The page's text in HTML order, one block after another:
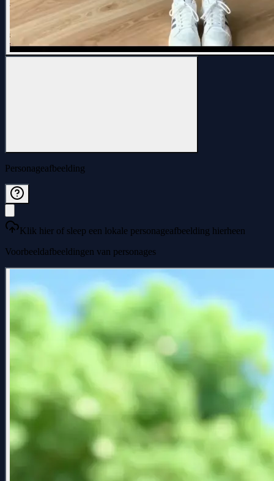
Personageafbeelding
Klik hier of sleep een lokale personageafbeelding hierheen
Voorbeeldafbeeldingen van personages